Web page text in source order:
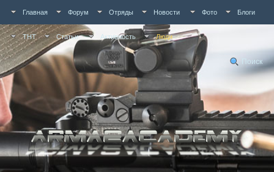
Главная Форум Отряды Новости Фото Блоги
ТНТ Статьи Активность Люди
Поиск